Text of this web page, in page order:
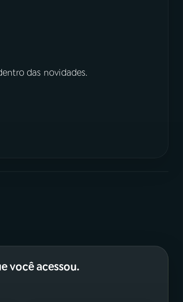
das novidades.
você acessou.